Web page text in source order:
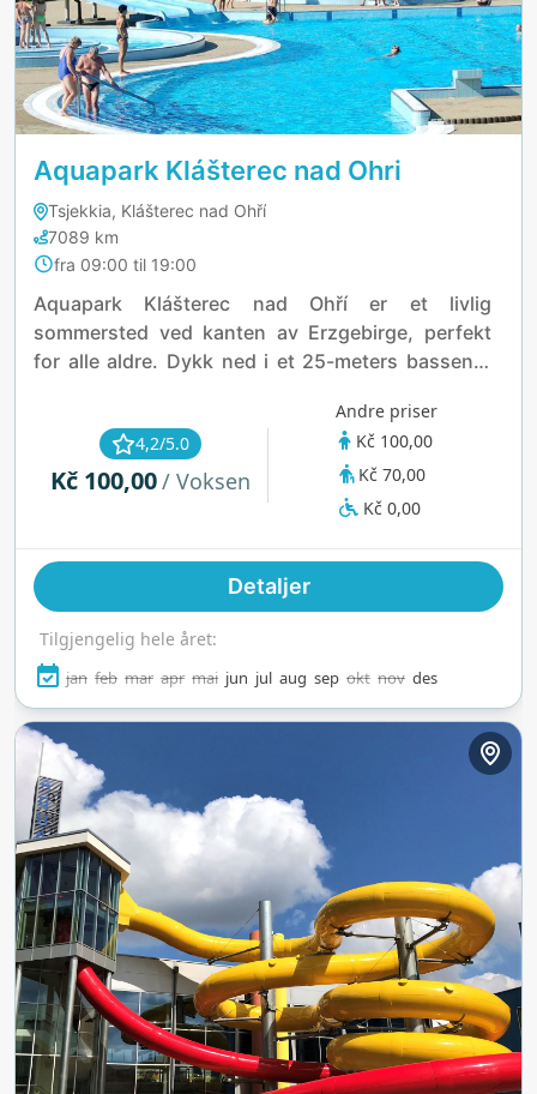
Aquapark Klášterec nad Ohri
Tsjekkia, Klášterec nad Ohří
7089 km
fra 09:00 til 19:00
Aquapark Klášterec nad Ohří er et livlig
sommersted ved kanten av Erzgebirge, perfekt
for alle aldre. Dykk ned i et 25-meters basseng,
som er opptil 128 meter lange. Barna kan kose
seg i egne plaskedammer, mens voksne kan
slappe av i boblebad eller under vann-sopp. Med
strandvolleyball, trampoliner og mer, er det en hel
4,2/5.0
Kč 100,00/ Voksen
Andre priser
Kč 100,00
Kč 70,00
Kč 0,00
Detaljer
Tilgjengelig hele året:
jan feb mar apr mai jun jul aug sep okt nov des